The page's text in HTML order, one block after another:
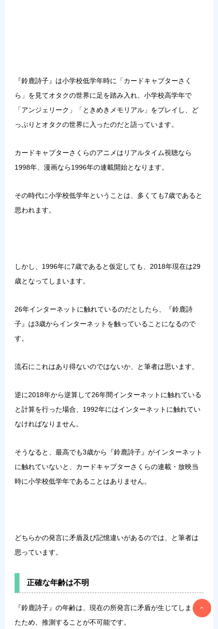
『鈴鹿詩子』は小学校低学年時に「カードキャプターさく
ら」を見てオタクの世界に足を踏み入れ、小学校高学年で
「アンジェリーク」「ときめきメモリアル」をプレイし、ど
っぷりとオタクの世界に入ったのだと語っています。
カードキャプターさくらのアニメはリアルタイム視聴なら
1998年、漫画なら1996年の連載開始となります。
その時代に小学校低学年ということは、多くても7歳であると
思われます。
しかし、1996年に7歳であると仮定しても、2018年現在は29
歳となってしまいます。
26年インターネットに触れているのだとしたら、『鈴鹿詩
子』は3歳からインターネットを触っていることになるので
す。
流石にこれはあり得ないのではないか、と筆者は思います。
逆に2018年から逆算して26年間インターネットに触れている
と計算を行った場合、1992年にはインターネットに触れてい
なければなりません。
そうなると、最高でも3歳から『鈴鹿詩子』がインターネット
に触れていないと、カードキャプターさくらの連載・放映当
時に小学校低学年であることはありません。
どちらかの発言に矛盾及び記憶違いがあるのでは、と筆者は
思っています。
正確な年齢は不明
『鈴鹿詩子』の年齢は、現在の所発言に矛盾が生じてしまっ
たため、推測することが不可能です。